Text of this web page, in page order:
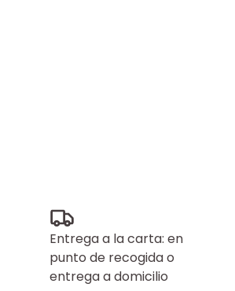
Entrega a la carta: en
punto de recogida o
entrega a domicilio